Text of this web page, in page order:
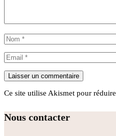
Ce site utilise Akismet pour
Nous contacter